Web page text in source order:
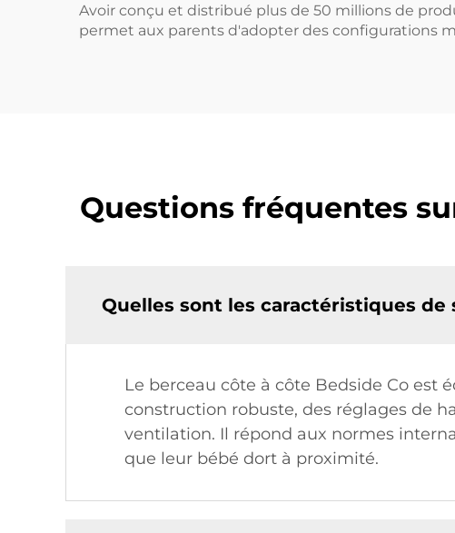
Avoir conçu et distribué plus de 50 millions de
permet aux parents d'adopter des configurations
Questions fréquentes
Quelles sont les caractéristiques
Le berceau côte à côte Bedside Co
construction robuste, des réglages de
ventilation. Il répond aux normes
que leur bébé dort à proximité.